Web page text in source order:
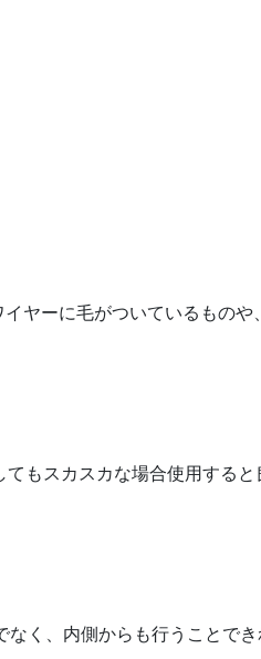
ヤーに毛がついているものや
もスカスカな場合使用すると
く、内側からも行うことでき